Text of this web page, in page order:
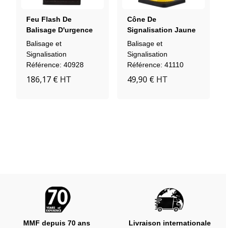
Feu Flash De
Balisage D'urgence
LED Orange 120 Mm
Balisage et
Signalisation
Référence: 40928
186,17 € HT
Cône De
Signalisation Jaune
Et Noir Pour
L'industrie
Balisage et
Signalisation
Référence: 41110
49,90 € HT
MMF depuis 70 ans Livraison internationale